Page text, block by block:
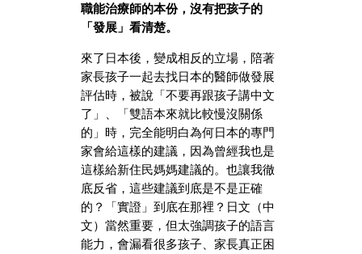
職能治療師的本份，沒有把孩子的
「發展」看清楚。
來了日本後，變成相反的立場，陪著
家長孩子一起去找日本的醫師做發展
評估時，被說「不要再跟孩子講中文
了」、「雙語本來就比較慢沒關係
的」時，完全能明白為何日本的專門
家會給這樣的建議，因為曾經我也是
這樣給新住民媽媽建議的。也讓我徹
底反省，這些建議到底是不是正確
的？「實證」到底在那裡？日文（中
文）當然重要，但太強調孩子的語言
能力，會漏看很多孩子、家長真正困